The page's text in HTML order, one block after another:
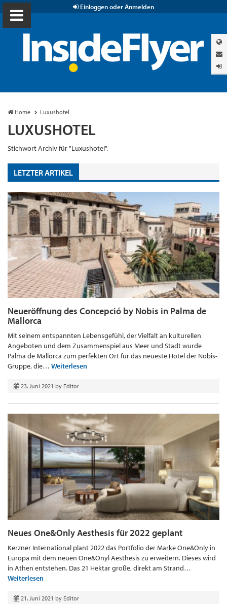
Einloggen oder Anmelden
Home Luxushotel
LUXUSHOTEL
Stichwort Archiv für "Luxushotel".
LETZTER ARTIKEL
Neueröffnung des Concepció by Nobis in Palma de
Mallorca
Mit seinem entspannten Lebensgefühl, der Vielfalt an kulturellen
Angeboten und dem Zusammenspiel aus Meer und Stadt wurde
Palma de Mallorca zum perfekten Ort für das neueste Hotel der Nobis-
Gruppe, die… Weiterlesen
23. Juni 2021 by Editor
Neues One&Only Aesthesis für 2022 geplant
Kerzner International plant 2022 das Portfolio der Marke One&Only in
Europa mit dem neuen One&Onyl Aesthesis zu erweitern. Dieses wird
in Athen entstehen. Das 21 Hektar große, direkt am Strand…
Weiterlesen
21. Juni 2021 by Editor